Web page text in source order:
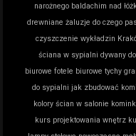
narożnego baldachim nad
drewniane żaluzje do czego
czyszczenie wykładzin
ściana w sypialni dywany
biurowe fotele biurowe tychy
do sypialni jak zbudować
kolory ścian w salonie
kurs projektowania wnętrz